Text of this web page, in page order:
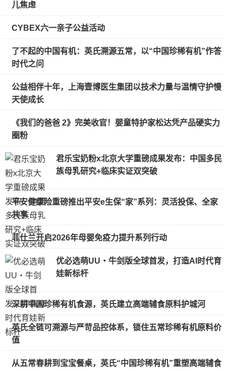
儿焦虑
CYBEX六一亲子公益活动
了不起的中国有机：英氏溯源五常，以“中国珍稀有机”作答
时代之问
公益相伴十年，上海壹博医生集团以技术力量与温情守护慢
天使成长
《我们的爸爸 2》完美收官！婴童特护家松达凭产品硬实力
圈粉
君乐宝奶粉x北京大学重磅成果发布：中国多民
族母乳研究+临床实证双突破
平安健康险重磅推出平安e生保“家”系列：灵活投保、全家
共享
菲仕兰开启2026年母婴免疫力提升系列行动
优必选萌UU・牛剑版全球首发，打造AI时代育
娃新标杆
深耕中国珍稀有机食源，英氏建立高端辅食原料护城河
英氏全链可溯源与严苛品控体系，锁住五常珍稀有机原料价
值
从五常春耕到宝宝餐桌，英氏“中国珍稀有机”重塑高端辅食